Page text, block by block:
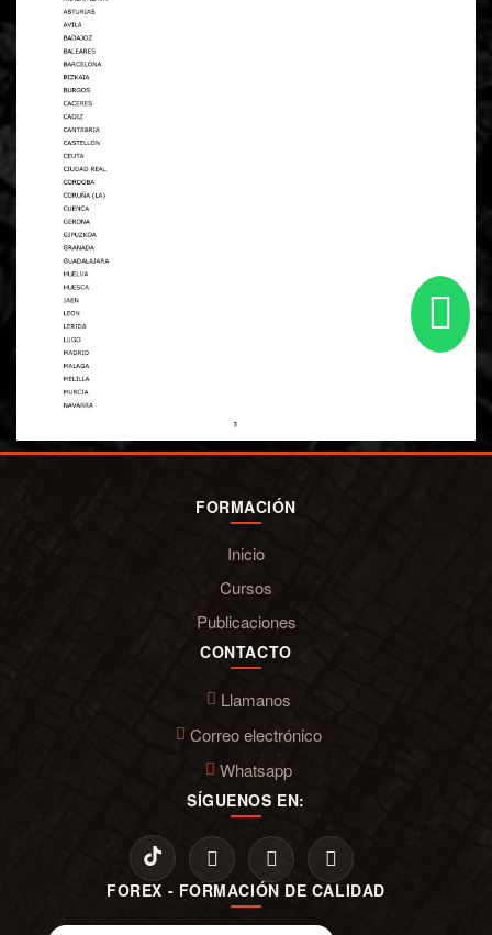
FORMACIÓN
Inicio
Cursos
Publicaciones
CONTACTO
Llamanos
Correo electrónico
Whatsapp
SÍGUENOS EN:
FOREX - FORMACIÓN DE CALIDAD